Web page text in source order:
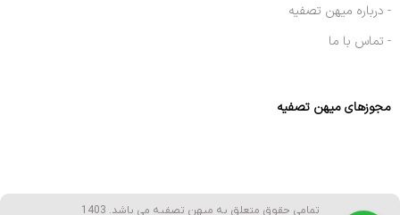
- درباره میهن تصفیه
- تماس با ما
مجوزهای میهن تصفیه
تمامی حقوق متعلق به میهن تصفیه می باشد. 1403